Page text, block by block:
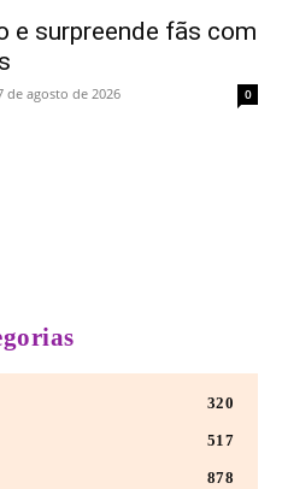
e surpreende fãs com
de agosto de 2026 0
320
517
878